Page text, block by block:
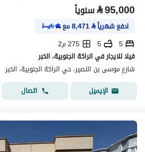
⃁95,000 سنوياً
ادفع شهرياً⃁
8,471مع
5
5
275 م2
فيلا للايجار في الراكة الجنوبية، الخبر
شارع موسى بن النصير، حي الراكة الجنوبية، الخبر
الإيميل
اتصال